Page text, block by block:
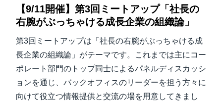
【9/11開催】第3回ミートアップ「社長の
右腕がぶっちゃける成長企業の組織論」
第3回ミートアップは「社長の右腕がぶっちゃける成
長企業の組織論」がテーマです。これまでは主にコー
ポレート部門のトップ同士によるパネルディスカッシ
ョンを通じ、バックオフィスのリーダーを担う方々に
向けて役立つ情報提供と交流の場を用意してきまし